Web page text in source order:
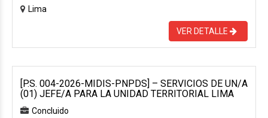
Lima
VER DETALLE
[P.S. 004-2026-MIDIS-PNPDS] – SERVICIOS DE UN/A
(01) JEFE/A PARA LA UNIDAD TERRITORIAL LIMA
Concluido